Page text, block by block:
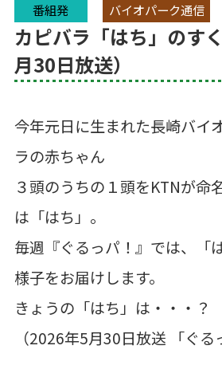
番組発 バイオパーク通信
カピバラ「はち」のす
月30日放送）
今年元日に生まれた長崎バイ
ラの赤ちゃん
３頭のうちの１頭をKTNが命
は「はち」。
毎週『ぐるっパ！』では、「
様子をお届けします。
きょうの「はち」は・・・？
（2026年5月30日放送 「ぐる